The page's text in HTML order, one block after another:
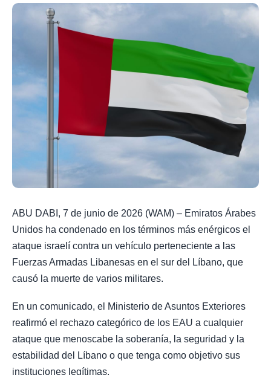
ABU DABI, 7 de junio de 2026 (WAM) – Emiratos Árabes
Unidos ha condenado en los términos más enérgicos el
ataque israelí contra un vehículo perteneciente a las
Fuerzas Armadas Libanesas en el sur del Líbano, que
causó la muerte de varios militares.
En un comunicado, el Ministerio de Asuntos Exteriores
reafirmó el rechazo categórico de los EAU a cualquier
ataque que menoscabe la soberanía, la seguridad y la
estabilidad del Líbano o que tenga como objetivo sus
instituciones legítimas.